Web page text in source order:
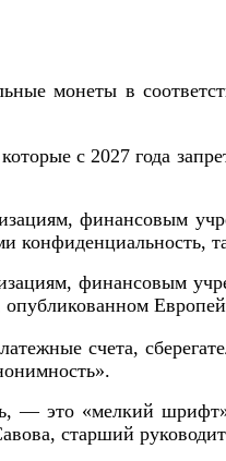
монеты в
с 2027 года
финансовым
конфиденциальность,
финансовым
счета,
это «мелкий
старший